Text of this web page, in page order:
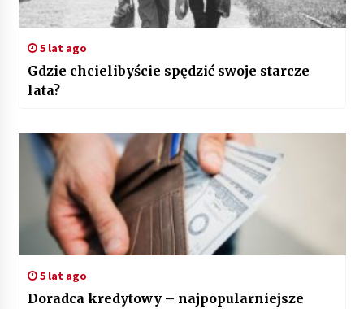
5 lat ago
Gdzie chcielibyście spędzić swoje starcze
lata?
5 lat ago
Doradca kredytowy – najpopularniejsze